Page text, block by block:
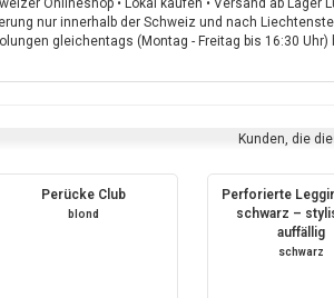
Onlineshop • Lokal kaufen • Versand ab Lager
nur innerhalb der Schweiz und nach
gleichentags (Montag - Freitag bis 16:30
Kunden, die
Perücke Club
blond
Perforierte
schwarz –
auffällig
schwarz